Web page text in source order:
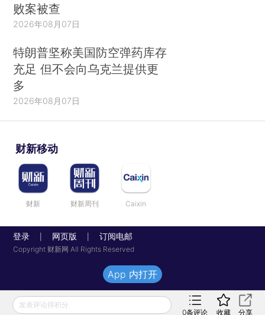
败案被查
2026年08月07日
特朗普坚称美国防空弹药库存
充足 但不会向乌克兰提供更
多
2026年08月07日
财新移动
财新 财新周刊 Caixin
登录 网页版 订阅电邮
Copyright 财新网 All Rights Reserved
发表评论得积分
0条评论 收藏 分享
App 内打开